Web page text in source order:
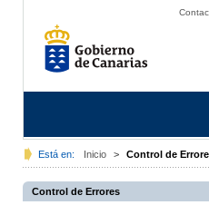
Está en: Inicio > Control de
Control de Errores